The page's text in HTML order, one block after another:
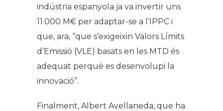
indústria espanyola ja va invertir uns
11.000 M€ per adaptar-se a l’IPPC i
que, ara, “que s’exigeixin Valors Límits
d’Emissió (VLE) basats en les MTD és
adequat perquè es desenvolupi la
innovació”.
Finalment, Albert Avellaneda, que ha